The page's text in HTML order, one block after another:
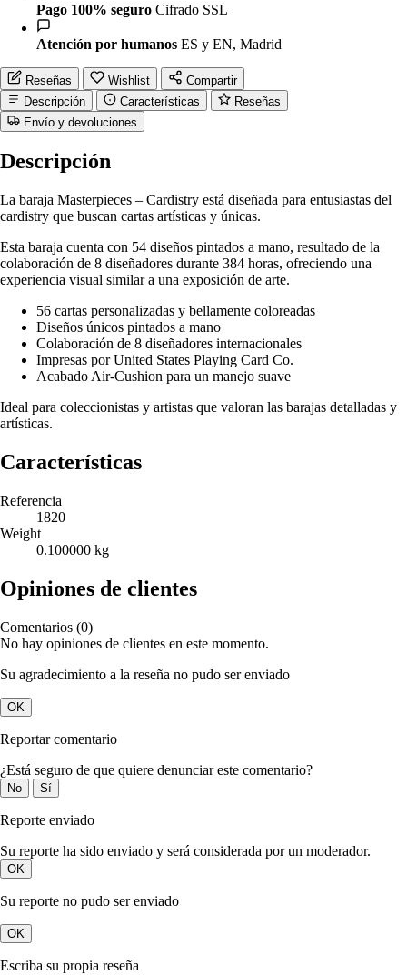
Pago 100% seguro Cifrado SSL
Atención por humanos ES y EN, Madrid
Reseñas Wishlist
Compartir
Descripción
Características
Reseñas
Envío y devoluciones
Descripción
La baraja Masterpieces – Cardistry está diseñada para entusiastas del
cardistry que buscan cartas artísticas y únicas.
Esta baraja cuenta con 54 diseños pintados a mano, resultado de la
colaboración de 8 diseñadores durante 384 horas, ofreciendo una
experiencia visual similar a una exposición de arte.
56 cartas personalizadas y bellamente coloreadas
Diseños únicos pintados a mano
Colaboración de 8 diseñadores internacionales
Impresas por United States Playing Card Co.
Acabado Air-Cushion para un manejo suave
Ideal para coleccionistas y artistas que valoran las barajas detalladas y
artísticas.
Características
Referencia
1820
Weight
0.100000 kg
Opiniones de clientes
Comentarios (0)
No hay opiniones de clientes en este momento.
Su agradecimiento a la reseña no pudo ser enviado
OK
Reportar comentario
¿Está seguro de que quiere denunciar este comentario?
No Sí
Reporte enviado
Su reporte ha sido enviado y será considerada por un moderador.
OK
Su reporte no pudo ser enviado
OK
Escriba su propia reseña